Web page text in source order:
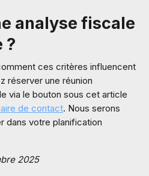
analyse fiscale
?
ces critères influencent
réserver une réunion
via le bouton sous cet article
de contact. Nous serons
dans votre planification
2025